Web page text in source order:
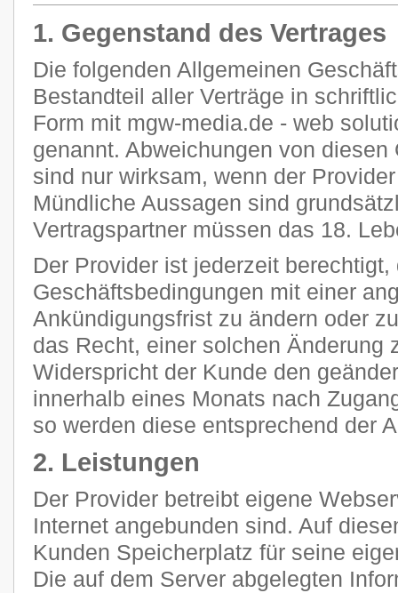
1. Gegenstand des Vertrages
Die folgenden Allgemeinen
Bestandteil aller Verträge in
Form mit mgw-media.de - web
genannt. Abweichungen von
sind nur wirksam, wenn der
Mündliche Aussagen sind
Vertragspartner müssen das 18.
Der Provider ist jederzeit
Geschäftsbedingungen mit einer
Ankündigungsfrist zu ändern oder
das Recht, einer solchen Änderung
Widerspricht der Kunde den
innerhalb eines Monats nach
so werden diese entsprechend der
2. Leistungen
Der Provider betreibt eigene
Internet angebunden sind. Auf
Kunden Speicherplatz für seine
Die auf dem Server abgelegten